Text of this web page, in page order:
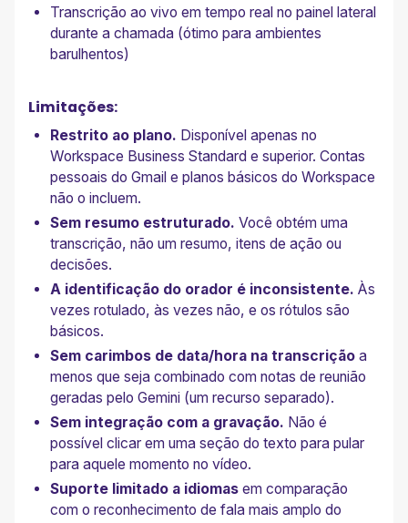
Transcrição ao vivo em tempo real no painel lateral
durante a chamada (ótimo para ambientes
barulhentos)
Limitações:
Restrito ao plano. Disponível apenas no
Workspace Business Standard e superior. Contas
pessoais do Gmail e planos básicos do Workspace
não o incluem.
Sem resumo estruturado. Você obtém uma
transcrição, não um resumo, itens de ação ou
decisões.
A identificação do orador é inconsistente. Às
vezes rotulado, às vezes não, e os rótulos são
básicos.
Sem carimbos de data/hora na transcrição a
menos que seja combinado com notas de reunião
geradas pelo Gemini (um recurso separado).
Sem integração com a gravação. Não é
possível clicar em uma seção do texto para pular
para aquele momento no vídeo.
Suporte limitado a idiomas em comparação
com o reconhecimento de fala mais amplo do